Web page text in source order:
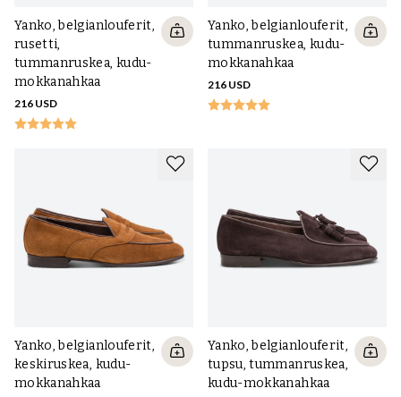
Yanko, belgianlouferit,
rusetti,
tummanruskea, kudu-
mokkanahkaa
216 USD
Yanko, belgianlouferit,
tummanruskea, kudu-
mokkanahkaa
216 USD
Yanko, belgianlouferit,
keskiruskea, kudu-
mokkanahkaa
Yanko, belgianlouferit,
tupsu, tummanruskea,
kudu-mokkanahkaa